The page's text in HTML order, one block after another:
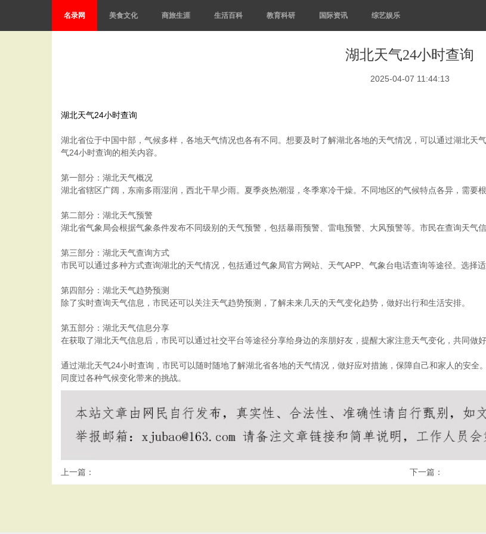
名录网 美食文化 商旅生涯 生活百科 教育科研 国际资讯 综艺娱乐
湖北天气24小时查询
2025-04-07 11:44:13
湖北天气24小时查询
湖北省位于中国中部，气候多样，各地天气情况也各有不同。想要及时了解湖北各地的天气情况，可以通过湖北天
气24小时查询的相关内容。
第一部分：湖北天气概况
湖北省辖区广阔，东南多雨湿润，西北干旱少雨。夏季炎热潮湿，冬季寒冷干燥。不同地区的气候特点各异，需要
第二部分：湖北天气预警
湖北省气象局会根据气象条件发布不同级别的天气预警，包括暴雨预警、雷电预警、大风预警等。市民在查询天气
第三部分：湖北天气查询方式
市民可以通过多种方式查询湖北的天气情况，包括通过气象局官方网站、天气APP、气象台电话查询等途径。选择
第四部分：湖北天气趋势预测
除了实时查询天气信息，市民还可以关注天气趋势预测，了解未来几天的天气变化趋势，做好出行和生活安排。
第五部分：湖北天气信息分享
在获取了湖北天气信息后，市民可以通过社交平台等途径分享给身边的亲朋好友，提醒大家注意天气变化，共同做好
通过湖北天气24小时查询，市民可以随时随地了解湖北省各地的天气情况，做好应对措施，保障自己和家人的安
同度过各种气候变化带来的挑战。
上一篇： 下一篇：